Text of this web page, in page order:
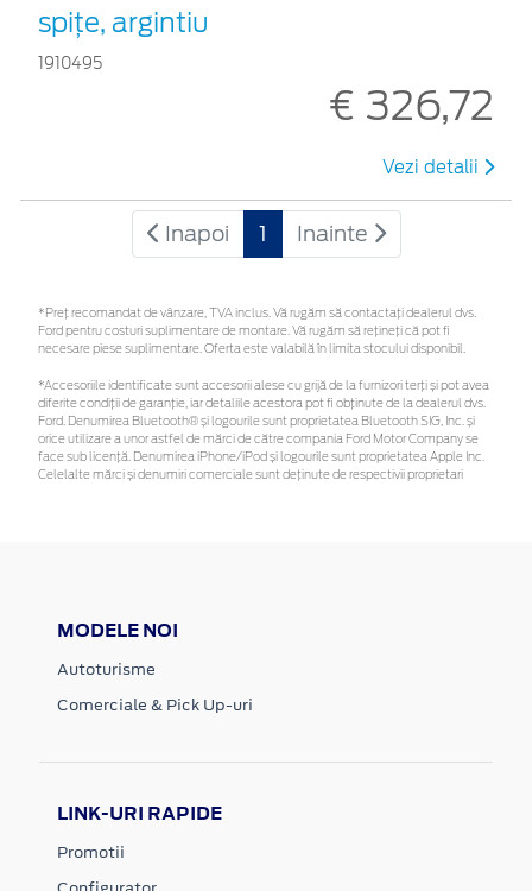
spiţe, argintiu
1910495
€ 326,72
Vezi detalii
Inapoi 1 Inainte
*Preţ recomandat de vânzare, TVA inclus. Vă rugăm să contactaţi dealerul dvs.
Ford pentru costuri suplimentare de montare. Vă rugăm să rețineți că pot fi
necesare piese suplimentare. Oferta este valabilă în limita stocului disponibil.
*Accesoriile identificate sunt accesorii alese cu grijă de la furnizori terți și pot avea
diferite condiții de garanție, iar detaliile acestora pot fi obținute de la dealerul dvs.
Ford. Denumirea Bluetooth® și logourile sunt proprietatea Bluetooth SIG, Inc. și
orice utilizare a unor astfel de mărci de către compania Ford Motor Company se
face sub licență. Denumirea iPhone/iPod și logourile sunt proprietatea Apple Inc.
Celelalte mărci și denumiri comerciale sunt deținute de respectivii proprietari
MODELE NOI
Autoturisme
Comerciale & Pick Up-uri
LINK-URI RAPIDE
Promotii